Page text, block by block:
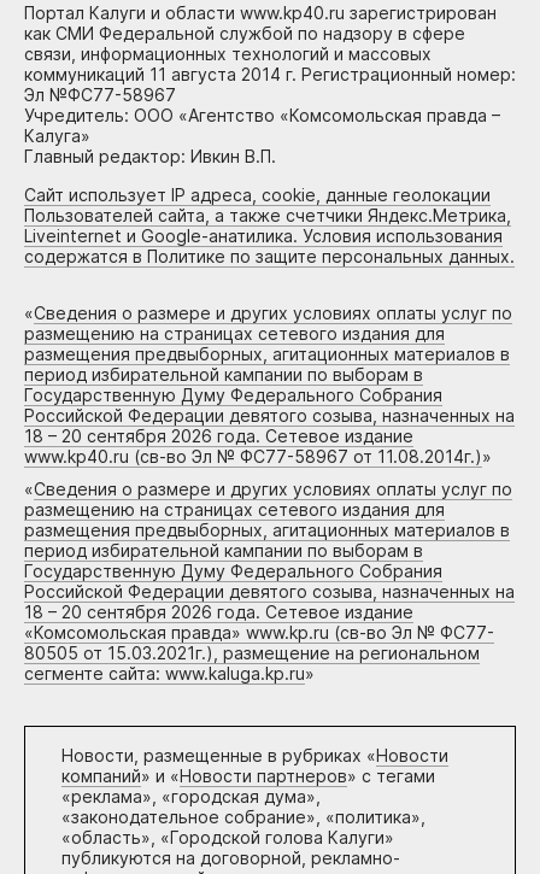
Портал Калуги и области www.kp40.ru зарегистрирован
как СМИ Федеральной службой по надзору в сфере
связи, информационных технологий и массовых
коммуникаций 11 августа 2014 г. Регистрационный номер:
Эл №ФС77-58967
Учредитель: ООО «Агентство «Комсомольская правда –
Калуга»
Главный редактор: Ивкин В.П.
Сайт использует IP адреса, cookie, данные геолокации
Пользователей сайта, а также счетчики Яндекс.Метрика,
Liveinternet и Google-анатилика. Условия использования
содержатся в Политике по защите персональных данных.
«Сведения о размере и других условиях оплаты услуг по
размещению на страницах сетевого издания для
размещения предвыборных, агитационных материалов в
период избирательной кампании по выборам в
Государственную Думу Федерального Собрания
Российской Федерации девятого созыва, назначенных на
18 – 20 сентября 2026 года. Сетевое издание
www.kp40.ru (св-во Эл № ФС77-58967 от 11.08.2014г.)»
«Сведения о размере и других условиях оплаты услуг по
размещению на страницах сетевого издания для
размещения предвыборных, агитационных материалов в
период избирательной кампании по выборам в
Государственную Думу Федерального Собрания
Российской Федерации девятого созыва, назначенных на
18 – 20 сентября 2026 года. Сетевое издание
«Комсомольская правда» www.kp.ru (св-во Эл № ФС77-
80505 от 15.03.2021г.), размещение на региональном
сегменте сайта: www.kaluga.kp.ru»
Новости, размещенные в рубриках «Новости
компаний» и «Новости партнеров» с тегами
«реклама», «городская дума»,
«законодательное собрание», «политика»,
«область», «Городской голова Калуги»
публикуются на договорной, рекламно-